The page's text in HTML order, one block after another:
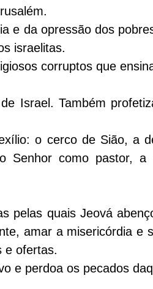
e da opressão dos
israelitas.
corruptos que
Israel. Também
o cerco de Sião, a
Senhor como pastor, a
pelas quais Jeová
amar a misericórdia e
e ofertas.
e perdoa os pecados